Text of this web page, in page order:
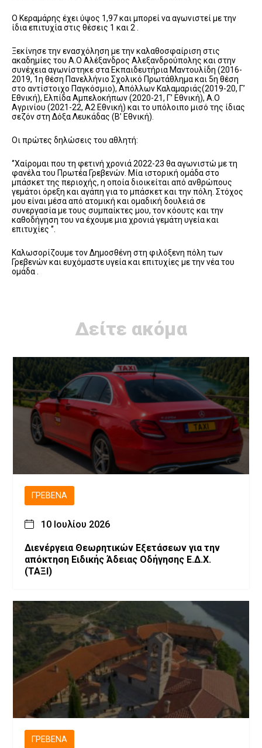
Ο Κεραμάρης έχει ύψος 1,97 και μπορεί να αγωνιστεί με την
ίδια επιτυχία στις θέσεις 1 και 2 .
Ξεκίνησε την ενασχόληση με την καλαθοσφαίριση στις
ακαδημίες του Α.Ο Αλέξανδρος Αλεξανδρούπολης και στην
συνέχεια αγωνίστηκε στα Εκπαιδευτήρια Μαντουλίδη (2016-
2019, 1η θέση Πανελλήνιο Σχολικό Πρωτάθλημα και 5η θέση
στο αντίστοιχο Παγκόσμιο), Απόλλων Καλαμαριάς(2019-20, Γ’
Εθνική), Ελπίδα Αμπελοκήπων (2020-21, Γ’ Εθνική), Α.Ο
Αγρινίου (2021-22, Α2 Εθνική) και το υπόλοιπο μισό της ίδιας
σεζόν στη Δόξα Λευκάδας (Β’ Εθνική).
Οι πρώτες δηλώσεις του αθλητή:
‘’Χαίρομαι που τη φετινή χρονιά 2022-23 θα αγωνιστώ με τη
φανέλα του Πρωτέα Γρεβενών. Μία ιστορική ομάδα στο
μπάσκετ της περιοχής, η οποία διοικείται από ανθρώπους
γεμάτοι όρεξη και αγάπη για το μπάσκετ και την πόλη. Στόχος
μου είναι μέσα από ατομική και ομαδική δουλειά σε
συνεργασία με τους συμπαίκτες μου, τον κόουτς και την
καθοδήγηση του να έχουμε μια χρονιά γεμάτη υγεία και
επιτυχίες ‘’.
Καλωσορίζουμε τον Δημοσθένη στη φιλόξενη πόλη των
Γρεβενών και ευχόμαστε υγεία και επιτυχίες με την νέα του
ομάδα .
Δείτε ακόμα
ΓΡΕΒΕΝΆ
10 Ιουλίου 2026
Διενέργεια Θεωρητικών Εξετάσεων για την
απόκτηση Ειδικής Άδειας Οδήγησης Ε.Δ.Χ.
(ΤΑΞΙ)
ΓΡΕΒΕΝΆ